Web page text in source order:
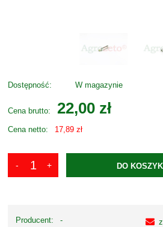
Dostępność: W magazynie
Cena brutto: 22,00 zł
Cena netto: 17,89 zł
DO
Producent:
-